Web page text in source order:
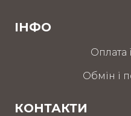
ІНФО
Оплата
Обмін і
КОНТАКТИ